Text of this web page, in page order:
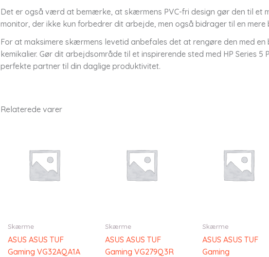
Det er også værd at bemærke, at skærmens PVC-fri design gør den til et
monitor, der ikke kun forbedrer dit arbejde, men også bidrager til en
For at maksimere skærmens levetid anbefales det at rengøre den med
kemikalier. Gør dit arbejdsområde til et inspirerende sted med HP Series 5
perfekte partner til din daglige produktivitet.
Relaterede varer
Skærme
ASUS ASUS TUF
Gaming VG32AQA1A
Skærme
ASUS ASUS TUF
Gaming VG279Q3R
Skærme
ASUS ASUS TUF
Gaming